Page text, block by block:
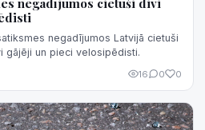
negadījumos Latvijā cietuši
gājēji un pieci velosipēdisti.
16 0 0